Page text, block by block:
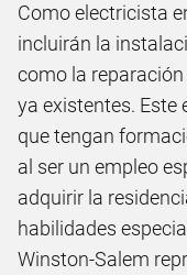
Como electricista
incluirán la
como la
ya existentes. Este
que tengan
al ser un empleo
adquirir la
habilidades
Winston-Salem